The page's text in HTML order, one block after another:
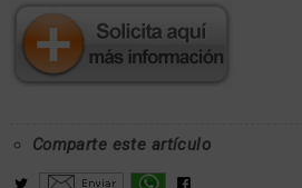
Comparte este artículo